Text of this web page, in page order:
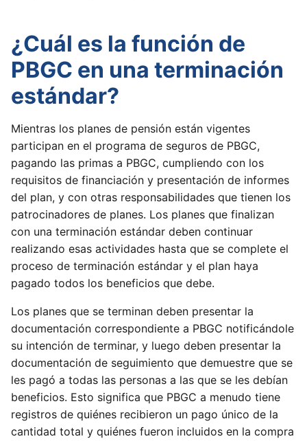
¿Cuál es la función de
PBGC en una terminación
estándar?
Mientras los planes de pensión están vigentes
participan en el programa de seguros de PBGC,
pagando las primas a PBGC, cumpliendo con los
requisitos de financiación y presentación de informes
del plan, y con otras responsabilidades que tienen los
patrocinadores de planes. Los planes que finalizan
con una terminación estándar deben continuar
realizando esas actividades hasta que se complete el
proceso de terminación estándar y el plan haya
pagado todos los beneficios que debe.
Los planes que se terminan deben presentar la
documentación correspondiente a PBGC notificándole
su intención de terminar, y luego deben presentar la
documentación de seguimiento que demuestre que se
les pagó a todas las personas a las que se les debían
beneficios. Esto significa que PBGC a menudo tiene
registros de quiénes recibieron un pago único de la
cantidad total y quiénes fueron incluidos en la compra